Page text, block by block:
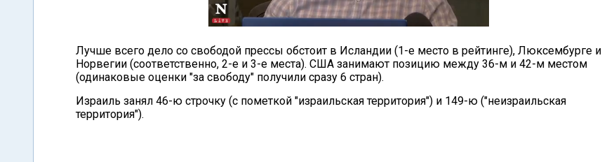
Лучше всего дело со свободой прессы обстоит в Исландии (1-е место в рейтинге), Люксембурге и
Норвегии (соответственно, 2-е и 3-е места). США занимают позицию между 36-м и 42-м местом
(одинаковые оценки "за свободу" получили сразу 6 стран).
Израиль занял 46-ю строчку (с пометкой "израильская территория") и 149-ю ("неизраильская
территория").